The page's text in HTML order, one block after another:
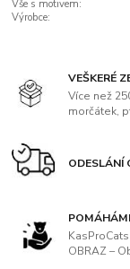
Vše s motivem:
Výrobce:
VEŠKERÉ
Více než
morčátek,
ODESLÁNÍ
OBRAZ –